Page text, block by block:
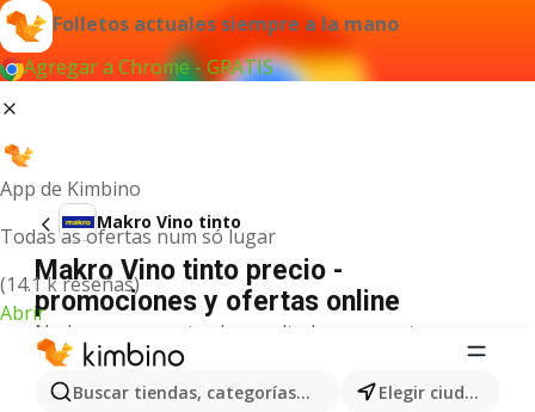
Folletos actuales siempre a la mano
Agregar a Chrome - GRATIS
App de Kimbino
Todas as ofertas num só lugar
(14.1 k reseñas)
Abrir
Buscar tiendas, categorías, productos... Elegir ciudad
Makro Vino tinto
Makro Vino tinto precio -
promociones y ofertas online
No hemos encontrado resultados para este
término.
Más productos en tiendas Makro